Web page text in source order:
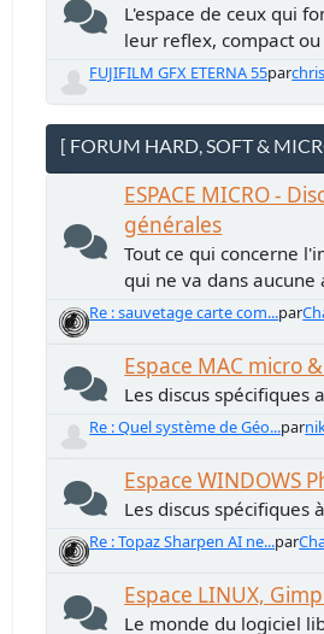
L'espace de ceux qui
leur reflex, compact
FUJIFILM GFX ETERNA 55par
[ FORUM HARD, SOFT &
ESPACE MICRO -
générales
Tout ce qui concerne
qui ne va dans aucune
Re : sauvetage carte com...par
Espace MAC micro
Les discus spécifiques
Re : Quel système de Géo...par
Espace WINDOWS
Les discus spécifiques
Re : Topaz Sharpen AI ne...par
Espace LINUX,
Le monde du logiciel